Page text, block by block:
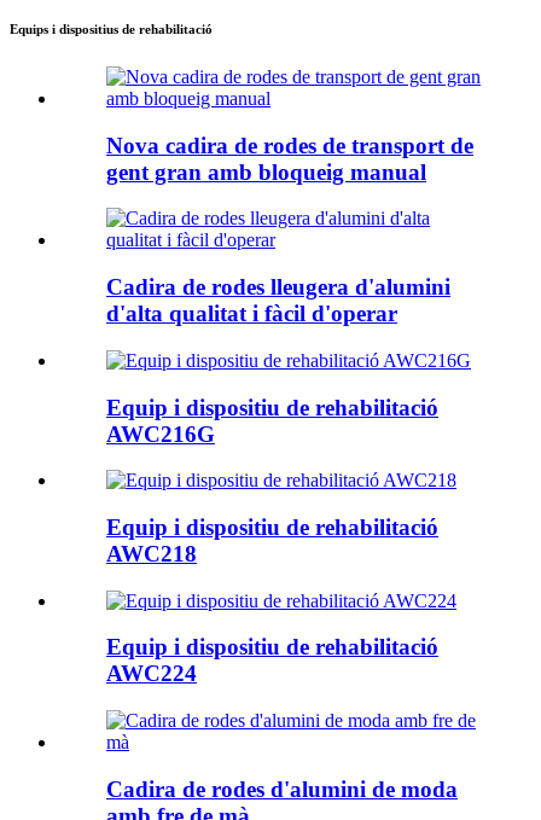
Equips i dispositius de rehabilitació
Nova cadira de rodes de transport de
gent gran amb bloqueig manual
Cadira de rodes lleugera d'alumini
d'alta qualitat i fàcil d'operar
Equip i dispositiu de rehabilitació
AWC216G
Equip i dispositiu de rehabilitació
AWC218
Equip i dispositiu de rehabilitació
AWC224
Cadira de rodes d'alumini de moda